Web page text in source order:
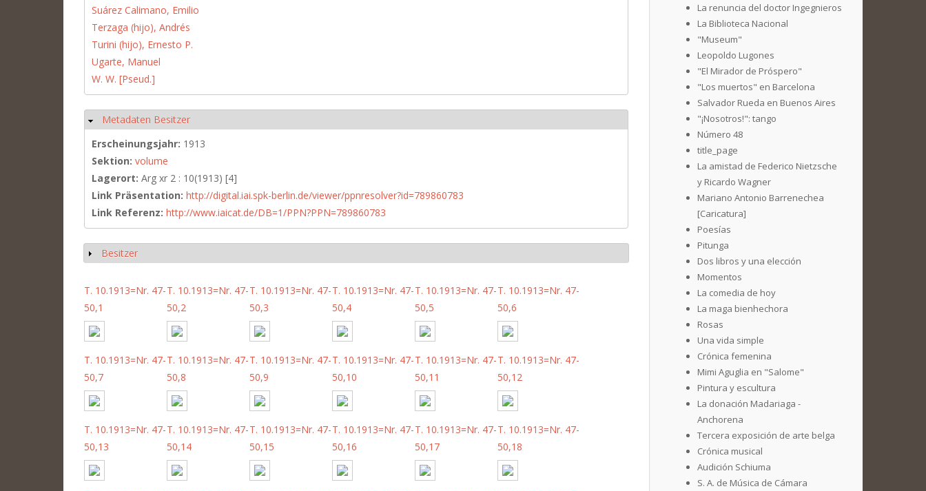
Suárez Calimano, Emilio
Terzaga (hijo), Andrés
Turini (hijo), Ernesto P.
Ugarte, Manuel
W. W. [Pseud.]
Ausblenden
Metadaten Besitzer
Erscheinungsjahr: 1913
Sektion: volume
Lagerort: Arg xr 2 : 10(1913) [4]
Link Präsentation: http://digital.iai.spk-berlin.de/viewer/ppnresolver?id=789860783
Link Referenz: http://www.iaicat.de/DB=1/PPN?PPN=789860783
Anzeigen
Besitzer
T. 10.1913=Nr. 47-
50,1
T. 10.1913=Nr. 47-
50,2
T. 10.1913=Nr. 47-
50,3
T. 10.1913=Nr. 47-
50,4
T. 10.1913=Nr. 47-
50,5
T. 10.1913=Nr. 47-
50,6
T. 10.1913=Nr. 47-
50,7
T. 10.1913=Nr. 47-
50,8
T. 10.1913=Nr. 47-
50,9
T. 10.1913=Nr. 47-
50,10
T. 10.1913=Nr. 47-
50,11
T. 10.1913=Nr. 47-
50,12
T. 10.1913=Nr. 47-
50,13
T. 10.1913=Nr. 47-
50,14
T. 10.1913=Nr. 47-
50,15
T. 10.1913=Nr. 47-
50,16
T. 10.1913=Nr. 47-
50,17
T. 10.1913=Nr. 47-
50,18
La renuncia del doctor Ingegnieros
La Biblioteca Nacional
"Museum"
Leopoldo Lugones
"El Mirador de Próspero"
"Los muertos" en Barcelona
Salvador Rueda en Buenos Aires
"¡Nosotros!": tango
Número 48
title_page
La amistad de Federico Nietzsche
y Ricardo Wagner
Mariano Antonio Barrenechea
[Caricatura]
Poesías
Pitunga
Dos libros y una elección
Momentos
La comedia de hoy
La maga bienhechora
Rosas
Una vida simple
Crónica femenina
Mimi Aguglia en "Salome"
Pintura y escultura
La donación Madariaga -
Anchorena
Tercera exposición de arte belga
Crónica musical
Audición Schiuma
S. A. de Música de Cámara